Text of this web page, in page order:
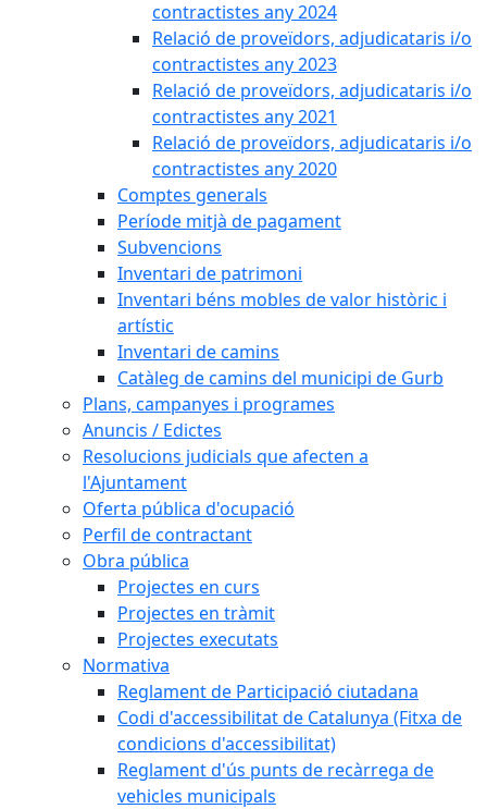
contractistes any 2024
Relació de proveïdors, adjudicataris i/o
contractistes any 2023
Relació de proveïdors, adjudicataris i/o
contractistes any 2021
Relació de proveïdors, adjudicataris i/o
contractistes any 2020
Comptes generals
Període mitjà de pagament
Subvencions
Inventari de patrimoni
Inventari béns mobles de valor històric i
artístic
Inventari de camins
Catàleg de camins del municipi de Gurb
Plans, campanyes i programes
Anuncis / Edictes
Resolucions judicials que afecten a
l'Ajuntament
Oferta pública d'ocupació
Perfil de contractant
Obra pública
Projectes en curs
Projectes en tràmit
Projectes executats
Normativa
Reglament de Participació ciutadana
Codi d'accessibilitat de Catalunya (Fitxa de
condicions d'accessibilitat)
Reglament d'ús punts de recàrrega de
vehicles municipals